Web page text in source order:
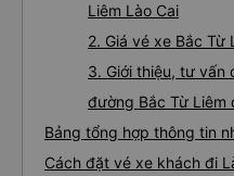
Liêm Lào Cai
2. Giá vé xe Bắc Từ
3. Giới thiệu, tư vấn
đường Bắc Từ Liêm
Bảng tổng hợp thông tin
Cách đặt vé xe khách đi